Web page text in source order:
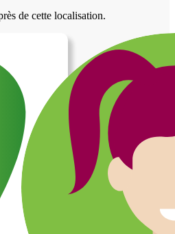
de cette localisation.